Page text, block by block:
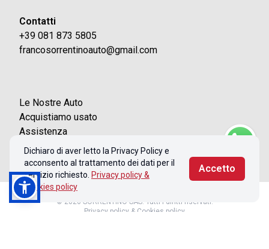
Contatti
+39 081 873 5805
francosorrentinoauto@gmail.com
Le Nostre Auto
Acquistiamo usato
Assistenza
Contatti
Dichiaro di aver letto la Privacy Policy e
acconsento al trattamento dei dati per il
servizio richiesto. Privacy policy &
Cookies policy
Accetto
© 2026 SORRENTINO SAS. Tutti i diritti riservati.
Privacy policy & Cookies policy